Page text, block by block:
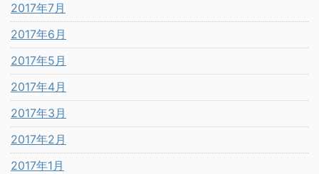
2017年7月
2017年6月
2017年5月
2017年4月
2017年3月
2017年2月
2017年1月